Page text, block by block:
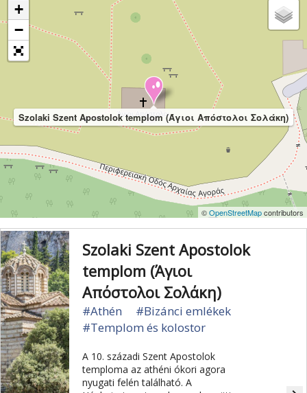
Szolaki Szent Apostolok templom (Άγιοι Απόστολοι Σολάκη)
+
−
©OpenStreetMapcontributors
Szolaki Szent Apostolok
templom (Άγιοι
Απόστολοι Σολάκη)
#Athén
#Bizánci emlékek
#Templom és kolostor
A 10. századi Szent Apostolok
temploma az athéni ókori agora
nyugati felén található. A